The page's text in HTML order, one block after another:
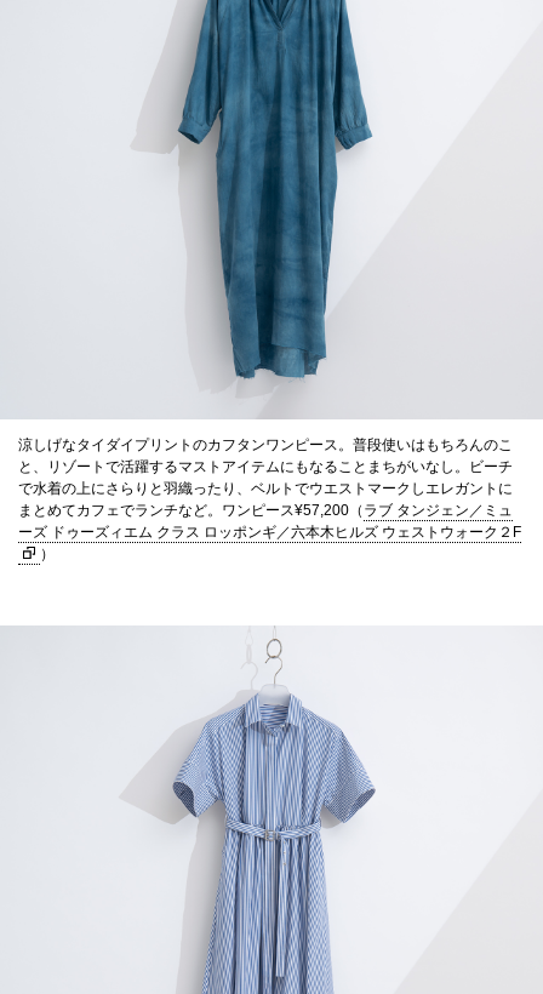
涼しげなタイダイプリントのカフタンワンピース。普段使いはもちろんのこ
と、リゾートで活躍するマストアイテムにもなることまちがいなし。ビーチ
で水着の上にさらりと羽織ったり、ベルトでウエストマークしエレガントに
まとめてカフェでランチなど。ワンピース¥57,200（ ラブ タンジェン／ミュ
ーズ ドゥーズィエム クラス ロッポンギ／六本木ヒルズ ウェストウォーク２F
）